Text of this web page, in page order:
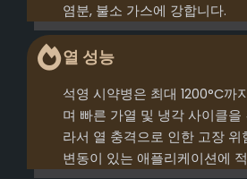
염분, 불소 가스에 강합니다.
열 성능
석영 시약병은 최대 1200°C까
며 빠른 가열 및 냉각 사이클
라서 열 충격으로 인한 고장
변동이 있는 애플리케이션에